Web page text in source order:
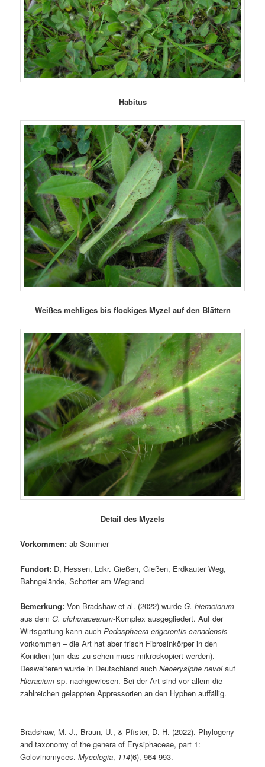
Habitus
Weißes mehliges bis flockiges Myzel auf den Blättern
Detail des Myzels
Vorkommen: ab Sommer
Fundort: D, Hessen, Ldkr. Gießen, Gießen, Erdkauter Weg,
Bahngelände, Schotter am Wegrand
Bemerkung: Von Bradshaw et al. (2022) wurdeG. hieraciorum
aus demG. cichoracearum-Komplex ausgegliedert. Auf der
Wirtsgattung kann auchPodosphaera erigerontis-canadensis
vorkommen – die Art hat aber frisch Fibrosinkörper in den
Konidien (um das zu sehen muss mikroskopiert werden).
Desweiteren wurde in Deutschland auchNeoerysiphe nevoiauf
Hieracium sp. nachgewiesen. Bei der Art sind vor allem die
zahlreichen gelappten Appressorien an den Hyphen auffällig.
Bradshaw, M. J., Braun, U., & Pfister, D. H. (2022). Phylogeny
and taxonomy of the genera of Erysiphaceae, part 1:
Golovinomyces.Mycologia, 114(6), 964-993.